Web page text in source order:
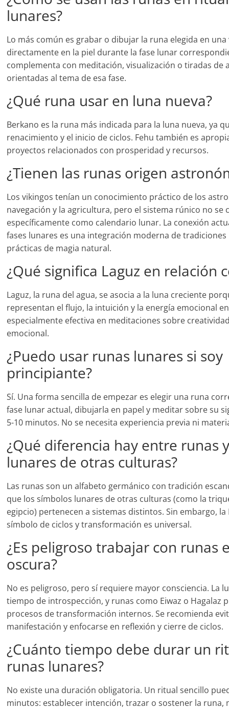
lunares?
Lo más común es grabar o dibujar la runa elegida en una
directamente en la piel durante la fase lunar
complementa con meditación, visualización o tiradas de
orientadas al tema de esa fase.
¿Qué runa usar en luna nueva?
Berkano es la runa más indicada para la luna nueva, ya
renacimiento y el inicio de ciclos. Fehu también es
proyectos relacionados con prosperidad y recursos.
¿Tienen las runas origen
Los vikingos tenían un conocimiento práctico de los
navegación y la agricultura, pero el sistema rúnico no se
específicamente como calendario lunar. La conexión
fases lunares es una integración moderna de
prácticas de magia natural.
¿Qué significa Laguz en relación
Laguz, la runa del agua, se asocia a la luna creciente
representan el flujo, la intuición y la energía emocional
especialmente efectiva en meditaciones sobre
emocional.
¿Puedo usar runas lunares si soy
principiante?
Sí. Una forma sencilla de empezar es elegir una runa
fase lunar actual, dibujarla en papel y meditar sobre su
5-10 minutos. No se necesita experiencia previa ni
¿Qué diferencia hay entre runas
lunares de otras culturas?
Las runas son un alfabeto germánico con tradición
que los símbolos lunares de otras culturas (como la
egipcio) pertenecen a sistemas distintos. Sin embargo, la
símbolo de ciclos y transformación es universal.
¿Es peligroso trabajar con runas
oscura?
No es peligroso, pero sí requiere mayor consciencia. La
tiempo de introspección, y runas como Eiwaz o Hagalaz
procesos de transformación internos. Se recomienda
manifestación y enfocarse en reflexión y cierre de ciclos.
¿Cuánto tiempo debe durar un
runas lunares?
No existe una duración obligatoria. Un ritual sencillo
minutos: establecer intención, trazar o sostener la runa,